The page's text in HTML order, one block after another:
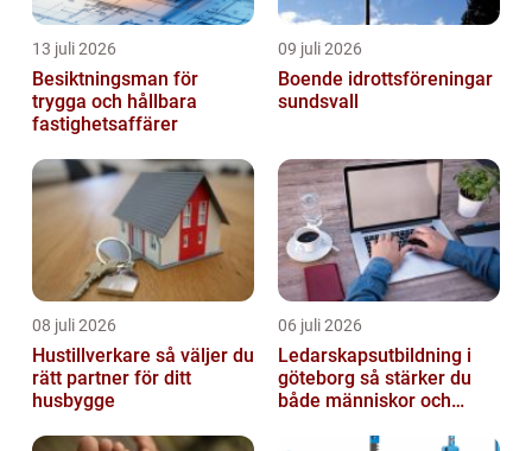
13 juli 2026
Besiktningsman för
trygga och hållbara
fastighetsaffärer
09 juli 2026
Boende idrottsföreningar
sundsvall
08 juli 2026
Hustillverkare så väljer du
rätt partner för ditt
husbygge
06 juli 2026
Ledarskapsutbildning i
göteborg så stärker du
både människor och